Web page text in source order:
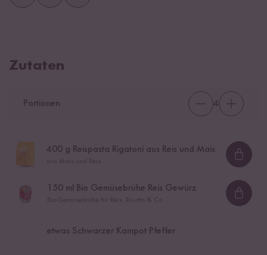
Zutaten
Portionen 4
400 g Reispasta Rigatoni aus Reis und Mais
150 ml Bio Gemüsebrühe Reis Gewürz
etwas Schwarzer Kampot Pfeffer